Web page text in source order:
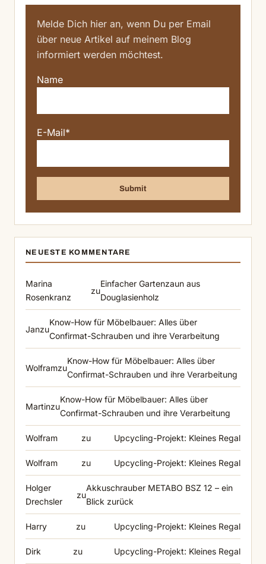
Melde Dich hier an, wenn Du per Email
über neue Artikel auf meinem Blog
informiert werden möchtest.
Name
E-Mail*
NEUESTE KOMMENTARE
Marina
Rosenkranz
zu
Einfacher Gartenzaun aus
Douglasienholz
Janzu
Know-How für Möbelbauer: Alles über
Confirmat-Schrauben und ihre Verarbeitung
Wolframzu
Know-How für Möbelbauer: Alles über
Confirmat-Schrauben und ihre Verarbeitung
Martinzu
Know-How für Möbelbauer: Alles über
Confirmat-Schrauben und ihre Verarbeitung
Wolfram zu Upcycling-Projekt: Kleines Regal
Wolfram zu Upcycling-Projekt: Kleines Regal
Holger
Drechsler
zu
Akkuschrauber METABO BSZ 12 – ein
Blick zurück
Harry zu Upcycling-Projekt: Kleines Regal
Dirk zu Upcycling-Projekt: Kleines Regal